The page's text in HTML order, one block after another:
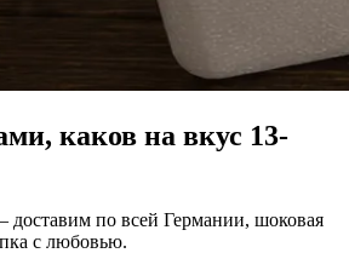
каков на вкус 13-
доставим по всей Германии, шоковая
с любовью.